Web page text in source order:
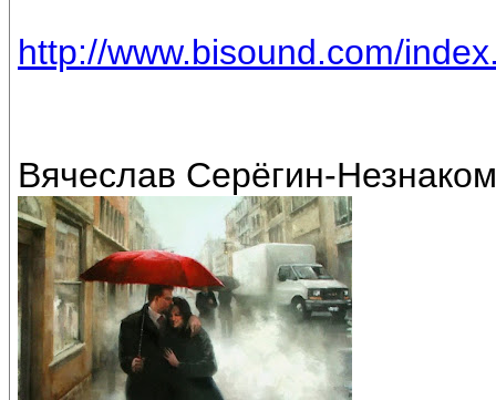
http://www.bisound.com/
Вячеслав Серёгин-